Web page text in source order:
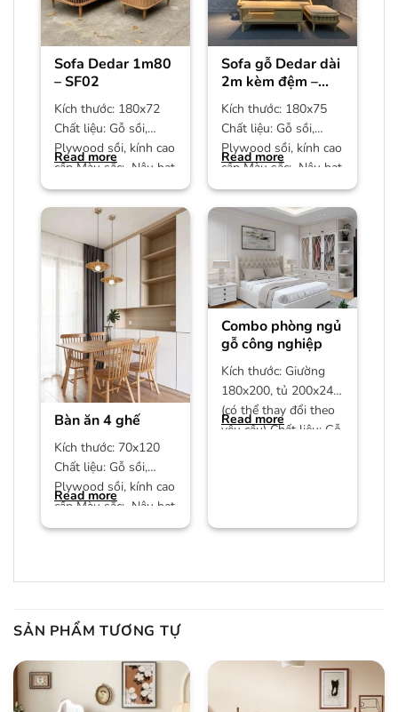
Sofa Dedar 1m80
– SF02
Kích thước: 180x72
Chất liệu: Gỗ sồi,
Plywood sồi, kính cao
cấp Màu sắc: Nâu hạt
dẻ Bảo hành: 12
Read more
Sofa gỗ Dedar dài
2m kèm đệm –
SF01
Kích thước: 180x75
Chất liệu: Gỗ sồi,
Plywood sồi, kính cao
cấp Màu sắc: Nâu hạt
dẻ Bảo hành: 12
Read more
Bàn ăn 4 ghế
Kích thước: 70x120
Chất liệu: Gỗ sồi,
Plywood sồi, kính cao
cấp Màu sắc: Nâu hạt
dẻ/màu trần Bảo
Read more
Combo phòng ngủ
gỗ công nghiệp
Kích thước: Giường
180x200, tủ 200x240
(có thể thay đổi theo
yêu cầu) Chất liệu: Gỗ
Read more
SẢN PHẨM TƯƠNG TỰ